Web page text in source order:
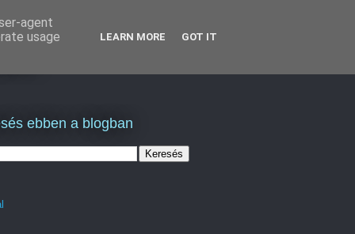
ebben a blogban
agent
usage
LEARN MORE GOT IT